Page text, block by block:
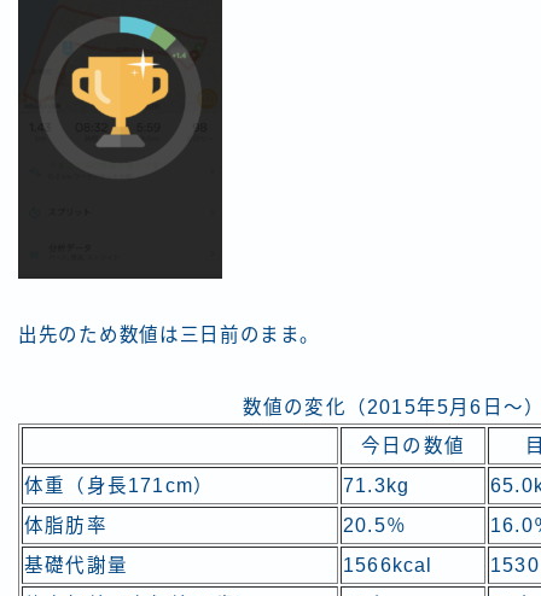
出先のため数値は三日前のまま。
数値の変化（2015年5月6日～
今日の数値
体重（身長171cm）
71.3kg
体脂肪率
20.5％
16.0
基礎代謝量
1566kcal